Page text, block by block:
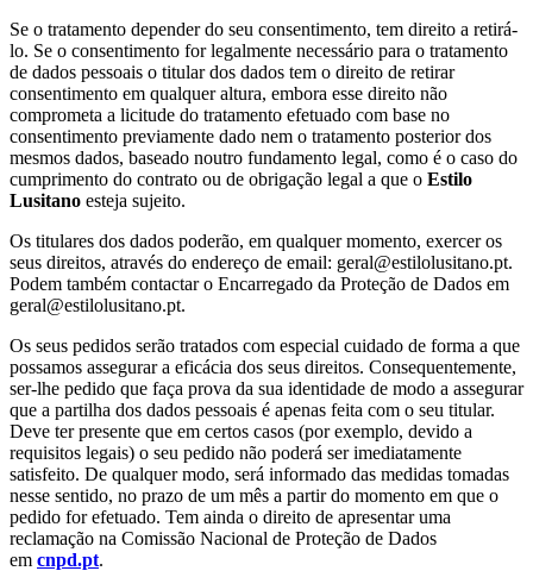
Se o tratamento depender do seu consentimento, tem direito a retirá-
lo. Se o consentimento for legalmente necessário para o tratamento
de dados pessoais o titular dos dados tem o direito de retirar
consentimento em qualquer altura, embora esse direito não
comprometa a licitude do tratamento efetuado com base no
consentimento previamente dado nem o tratamento posterior dos
mesmos dados, baseado noutro fundamento legal, como é o caso do
cumprimento do contrato ou de obrigação legal a que o Estilo
Lusitano esteja sujeito.
Os titulares dos dados poderão, em qualquer momento, exercer os
seus direitos, através do endereço de email: geral@estilolusitano.pt.
Podem também contactar o Encarregado da Proteção de Dados em
geral@estilolusitano.pt.
Os seus pedidos serão tratados com especial cuidado de forma a que
possamos assegurar a eficácia dos seus direitos. Consequentemente,
ser-lhe pedido que faça prova da sua identidade de modo a assegurar
que a partilha dos dados pessoais é apenas feita com o seu titular.
Deve ter presente que em certos casos (por exemplo, devido a
requisitos legais) o seu pedido não poderá ser imediatamente
satisfeito. De qualquer modo, será informado das medidas tomadas
nesse sentido, no prazo de um mês a partir do momento em que o
pedido for efetuado. Tem ainda o direito de apresentar uma
reclamação na Comissão Nacional de Proteção de Dados
em cnpd.pt.